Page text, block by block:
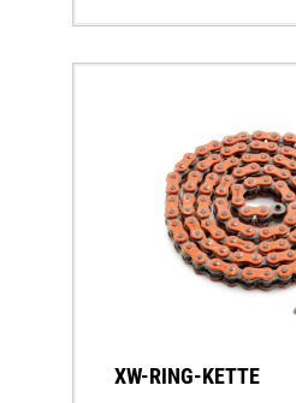
XW-RING-KETTE